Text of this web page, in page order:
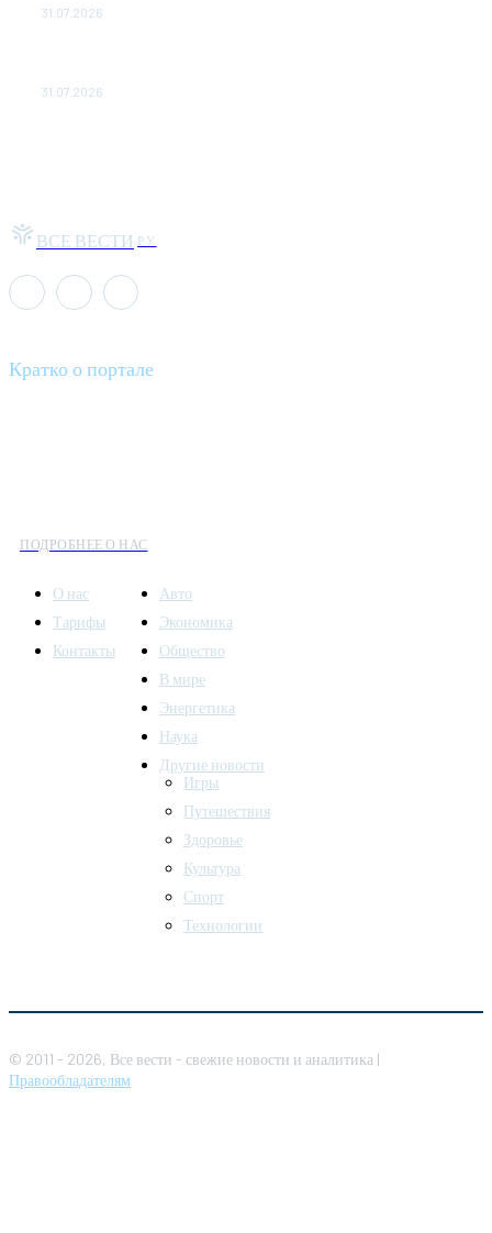
31.07.2026
31.07.2026
ВСЕ ВЕСТИ РУ
Кратко о портале
ПОДРОБНЕЕ О НАС
О нас
Тарифы
Контакты
Авто
Экономика
Общество
В мире
Энергетика
Наука
Другие новости
Игры
Путешествия
Здоровье
Культура
Спорт
Технологии
© 2011 - 2026, Все вести - свежие новости и аналитика |
Правообладателям